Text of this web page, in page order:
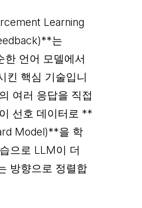
Learning
는
한 언어 모델에서
킨 핵심 기술입니
여러 응답을 직접
선호 데이터로 **
Model)**을 학
으로 LLM이 더
방향으로 정렬합